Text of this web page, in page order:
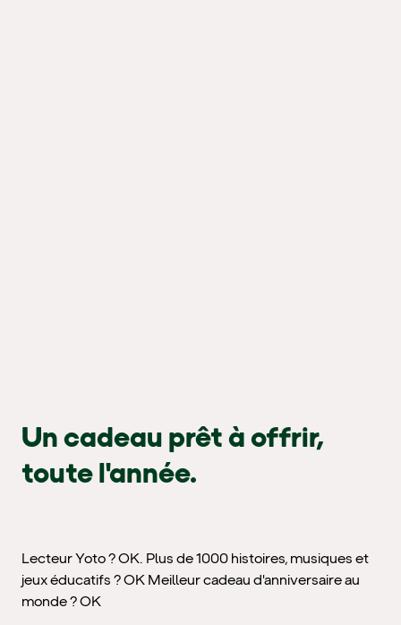
Un cadeau prêt à offrir,
toute l'année.
Lecteur Yoto ? OK. Plus de 1000 histoires, musiques et
jeux éducatifs ? OK Meilleur cadeau d'anniversaire au
monde ? OK